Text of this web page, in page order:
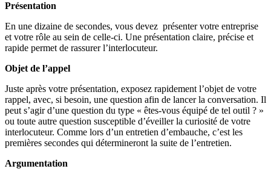
Présentation
En une dizaine de secondes, vous devez présenter votre entreprise
et votre rôle au sein de celle-ci. Une présentation claire, précise et
rapide permet de rassurer l’interlocuteur.
Objet de l’appel
Juste après votre présentation, exposez rapidement l’objet de votre
rappel, avec, si besoin, une question afin de lancer la conversation. Il
peut s’agir d’une question du type « êtes-vous équipé de tel outil ? »
ou toute autre question susceptible d’éveiller la curiosité de votre
interlocuteur. Comme lors d’un entretien d’embauche, c’est les
premières secondes qui détermineront la suite de l’entretien.
Argumentation